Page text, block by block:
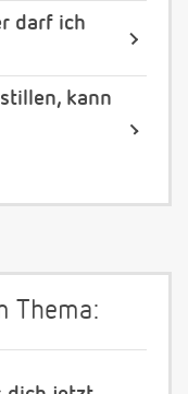
darf ich
kann
Thema: